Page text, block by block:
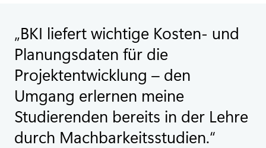
BKI liefert wichtige Kosten- und
Planungsdaten für die
Projektentwicklung – den
Umgang erlernen meine
Studierenden bereits in der Lehre
durch Machbarkeitsstudien.